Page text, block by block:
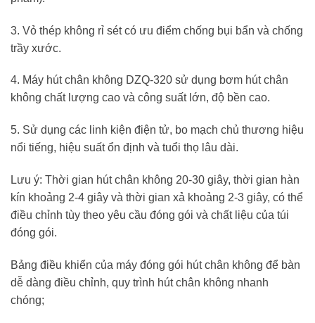
3. Vỏ thép không rỉ sét có ưu điểm chống bụi bẩn và chống
trầy xước.
4. Máy hút chân không DZQ-320 sử dụng bơm hút chân
không chất lượng cao và công suất lớn, độ bền cao.
5. Sử dụng các linh kiện điện tử, bo mạch chủ thương hiệu
nổi tiếng, hiệu suất ổn định và tuổi thọ lâu dài.
Lưu ý: Thời gian hút chân không 20-30 giây, thời gian hàn
kín khoảng 2-4 giây và thời gian xả khoảng 2-3 giây, có thể
điều chỉnh tùy theo yêu cầu đóng gói và chất liệu của túi
đóng gói.
Bảng điều khiển của máy đóng gói hút chân không để bàn
dễ dàng điều chỉnh, quy trình hút chân không nhanh
chóng;